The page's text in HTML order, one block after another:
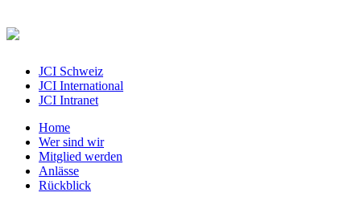
JCI Schweiz
JCI International
JCI Intranet
Home
Wer sind wir
Mitglied werden
Anlässe
Rückblick